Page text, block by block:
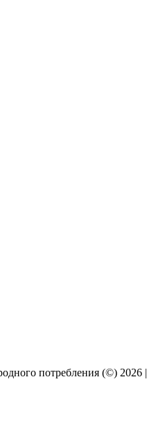
потребления (©) 2026 |